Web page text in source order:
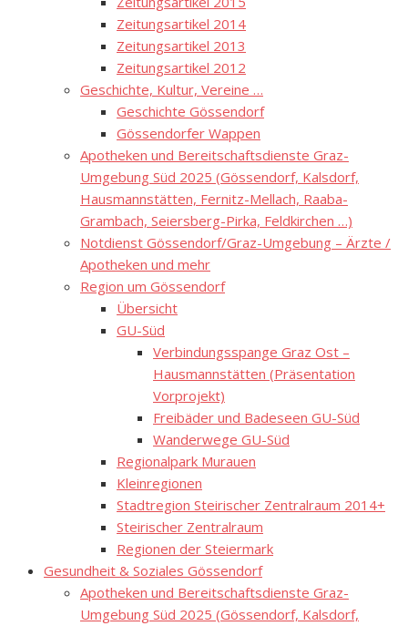
Zeitungsartikel 2014
Zeitungsartikel 2013
Zeitungsartikel 2012
Geschichte, Kultur, Vereine …
Geschichte Gössendorf
Gössendorfer Wappen
Apotheken und Bereitschaftsdienste Graz-
Umgebung Süd 2025 (Gössendorf, Kalsdorf,
Hausmannstätten, Fernitz-Mellach, Raaba-
Grambach, Seiersberg-Pirka, Feldkirchen …)
Notdienst Gössendorf/Graz-Umgebung – Ärzte /
Apotheken und mehr
Region um Gössendorf
Übersicht
GU-Süd
Verbindungsspange Graz Ost –
Hausmannstätten (Präsentation
Vorprojekt)
Freibäder und Badeseen GU-Süd
Wanderwege GU-Süd
Regionalpark Murauen
Kleinregionen
Stadtregion Steirischer Zentralraum 2014+
Steirischer Zentralraum
Regionen der Steiermark
Gesundheit & Soziales Gössendorf
Apotheken und Bereitschaftsdienste Graz-
Umgebung Süd 2025 (Gössendorf, Kalsdorf,